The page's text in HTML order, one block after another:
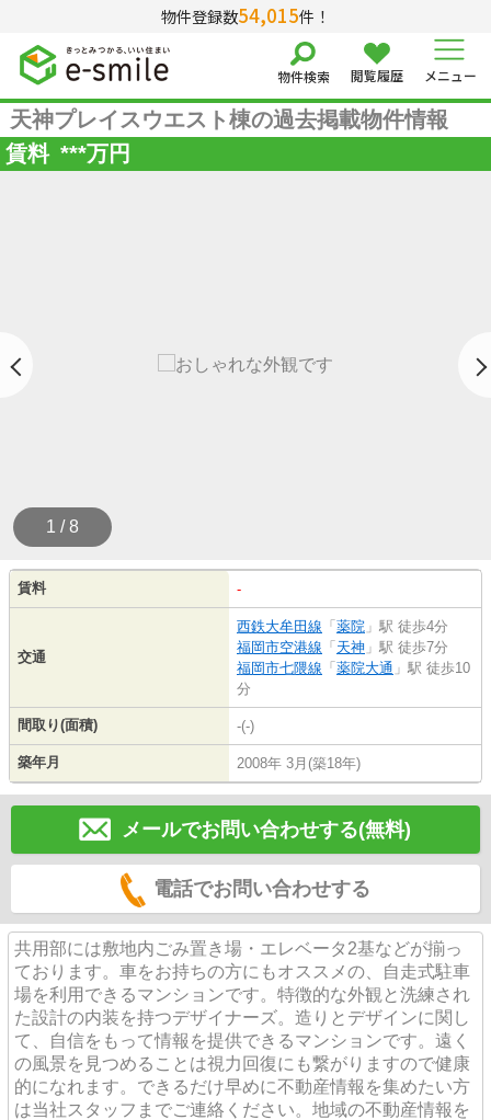
物件登録数54,015件！
物件検索 閲覧履歴 メニュー
天神プレイスウエスト棟の過去掲載物件情報
賃料 ***万円
1 / 8
賃料 -
交通
西鉄大牟田線 「 薬院 」駅 徒歩4分
福岡市空港線 「 天神 」駅 徒歩7分
福岡市七隈線 「 薬院大通 」駅 徒歩10
分
間取り(面積) -(-)
築年月 2008年 3月(築18年)
メールでお問い合わせする(無料)
電話でお問い合わせする
共用部には敷地内ごみ置き場・エレベータ2基などが揃っ
ております。車をお持ちの方にもオススメの、自走式駐車
場を利用できるマンションです。特徴的な外観と洗練され
た設計の内装を持つデザイナーズ。造りとデザインに関し
て、自信をもって情報を提供できるマンションです。遠く
の風景を見つめることは視力回復にも繋がりますので健康
的になれます。できるだけ早めに不動産情報を集めたい方
は当社スタッフまでご連絡ください。地域の不動産情報を